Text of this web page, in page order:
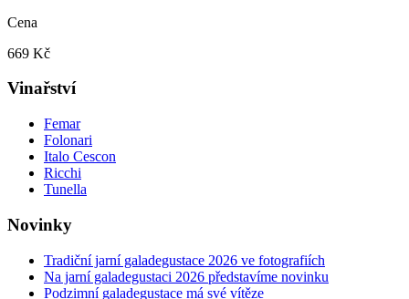
Cena
669 Kč
Vinařství
Femar
Folonari
Italo Cescon
Ricchi
Tunella
Novinky
Tradiční jarní galadegustace 2026 ve fotografiích
Na jarní galadegustaci 2026 představíme novinku
Podzimní galadegustace má své vítěze